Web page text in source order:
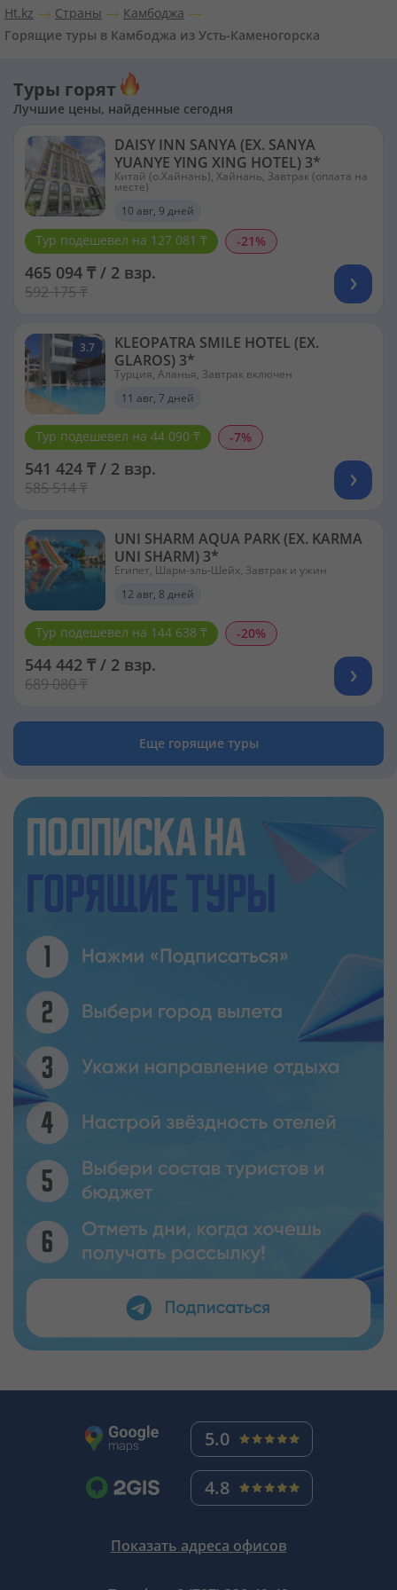
Ht.kz Страны
Камбоджа
Горящие туры в Камбоджа из Усть-Каменогорска
Туры горят
Лучшие цены, найденные сегодня
DAISY INN SANYA (EX. SANYA
YUANYE YING XING HOTEL) 3*
Китай (о.Хайнань), Хайнань, Завтрак (оплата на
месте)
10 авг, 9 дней
Тур подешевел на 127 081 ₸ -21%
465 094 ₸ / 2 взр.
592 175 ₸
3.7
KLEOPATRA SMILE HOTEL (EX.
GLAROS) 3*
Турция, Аланья, Завтрак включен
11 авг, 7 дней
Тур подешевел на 44 090 ₸ -7%
541 424 ₸ / 2 взр.
585 514 ₸
UNI SHARM AQUA PARK (EX. KARMA
UNI SHARM) 3*
Египет, Шарм-эль-Шейх, Завтрак и ужин
12 авг, 8 дней
Тур подешевел на 144 638 ₸ -20%
544 442 ₸ / 2 взр.
689 080 ₸
Еще горящие туры
5.0
4.8
Показать адреса офисов